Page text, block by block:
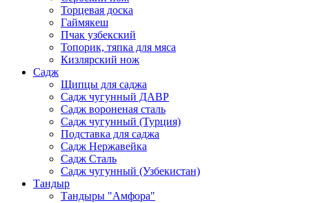
Торцевая доска
Гаймякеш
Пчак узбекский
Топорик, тяпка для мяса
Кизлярский нож
Садж
Щипцы для саджа
Садж чугунный ДАВР
Садж вороненая сталь
Садж чугунный (Турция)
Подставка для саджа
Садж Нержавейка
Садж Сталь
Садж чугунный (Узбекистан)
Тандыр
Тандыры "Амфора"